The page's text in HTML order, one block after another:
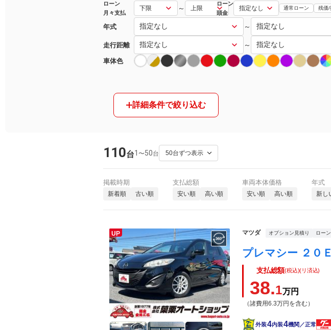
ローン
月々支払
～
ローン
頭金
通常ローン 残価/
年式 ～
走行距離 ～
車体色
詳細条件で絞り込む
110台1 〜50台
掲載時期
新着順 古い順
支払総額
安い順 高い順
車両本体価格
安い順 高い順
年式
新し
UP マツダ オプション見積り ロー
支払総額(税込)(リ済込)
38.1万円
（諸費用6.3万円を含む）
外装4内装4機関／正常